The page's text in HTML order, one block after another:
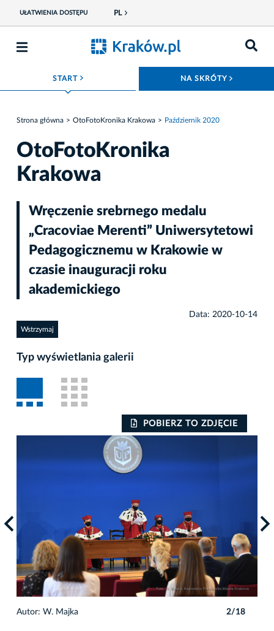
UŁATWIENIA DOSTĘPU PL
START ROZWIŃ MENU NA SKRÓTY
Strona główna OtoFotoKronika Krakowa Październik 2020
OtoFotoKronika
Krakowa
Wręczenie srebrnego medalu
„Cracoviae Merenti” Uniwersytetowi
Pedagogicznemu w Krakowie w
czasie inauguracji roku
akademickiego
Data: 2020-10-14
Wstrzymaj
Typ wyświetlania galerii
POBIERZ TO ZDJĘCIE
Autor: W. Majka 2/18